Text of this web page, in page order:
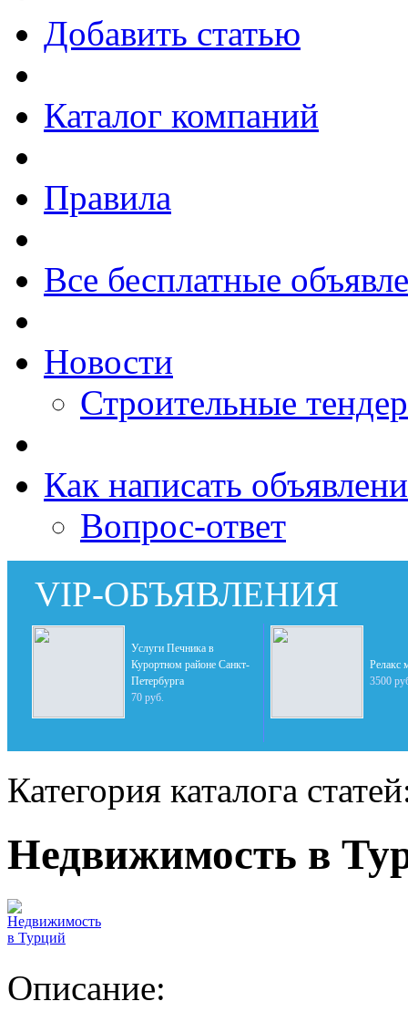
Добавить статью
Каталог компаний
Правила
Все бесплатные
Новости
Строительные
Как написать
Вопрос-ответ
VIP-ОБЪЯВЛЕНИЯ
Услуги Печника в
Курортном районе Санкт-
Петербурга
70 руб.
Релакс
3500
Категория каталога
Недвижимость в
Описание: